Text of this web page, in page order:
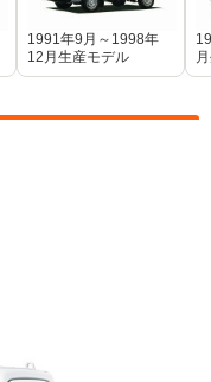
1991年9月～1998年
12月生産モデル